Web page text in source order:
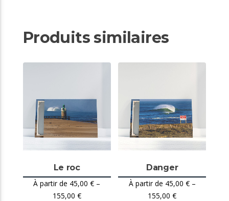
Produits similaires
Le roc
45,00€ –
155,00 €
Danger
45,00 €–
155,00€